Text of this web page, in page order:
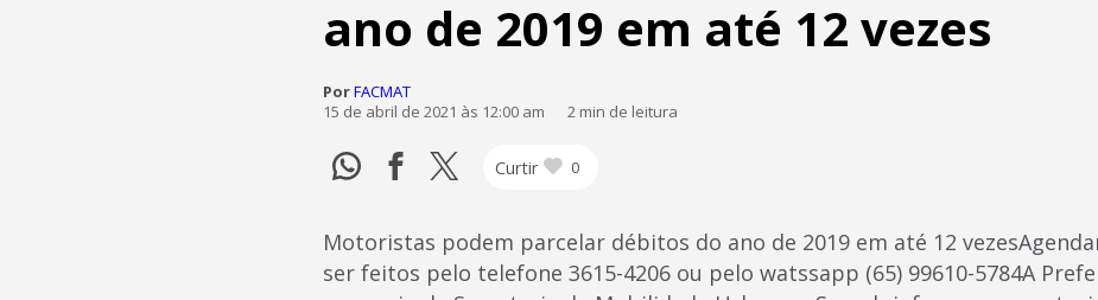
ano de 2019 em até 12 vezes
PorFACMAT
15 de abril de 2021 às 12:00 am
2 min de leitura
Curtir 0
Motoristas podem parcelar débitos do ano de 2019 em até 12
ser feitos pelo telefone 3615-4206 ou pelo watssapp (65) 99610-5784A